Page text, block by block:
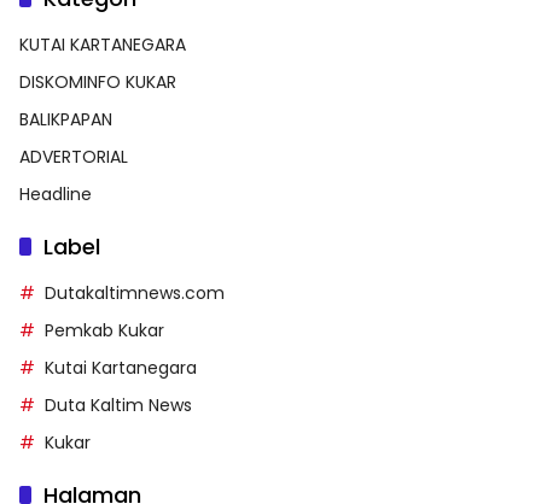
KUTAI KARTANEGARA
DISKOMINFO KUKAR
BALIKPAPAN
ADVERTORIAL
Headline
Label
Dutakaltimnews.com
Pemkab Kukar
Kutai Kartanegara
Duta Kaltim News
Kukar
Halaman